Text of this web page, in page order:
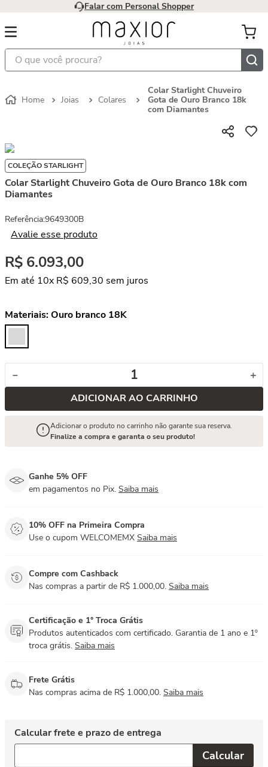
Falar com Personal Shopper
O que você procura?
Joias Colares
Colar Starlight Chuveiro
Gota de Ouro Branco 18k
com Diamantes
COLEÇÃO STARLIGHT
Colar Starlight Chuveiro Gota de Ouro Branco 18k com
Diamantes
Referência:9649300B
Avalie esse produto
R$ 6.093,00
Em até 10x R$ 609,30 sem juros
Materiais:Ouro branco 18K
＋
－
ADICIONAR AO CARRINHO
Adicionar o produto no carrinho não garante sua reserva.
Finalize a compra e garanta o seu produto!
Ganhe 5% OFF
em pagamentos no Pix. Saiba mais
10% OFF na Primeira Compra
Use o cupom WELCOMEMX Saiba mais
Compre com Cashback
Nas compras a partir de R$ 1.000,00. Saiba mais
Certificação e 1° Troca Grátis
Produtos autenticados com certificado. Garantia de 1 ano e 1º
troca grátis. Saiba mais
Frete Grátis
Nas compras acima de R$ 1.000,00. Saiba mais